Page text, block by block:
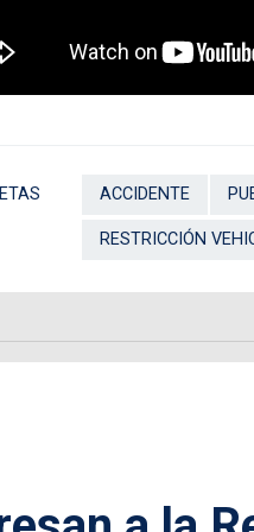
ACCIDENTE
RESTRICCIÓN